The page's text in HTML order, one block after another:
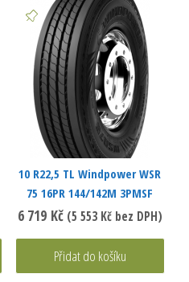
10 R22,5 TL Windpower WSR
75 16PR 144/142M 3PMSF
6 719 Kč (5 553 Kčbez DPH)
Přidat do košíku